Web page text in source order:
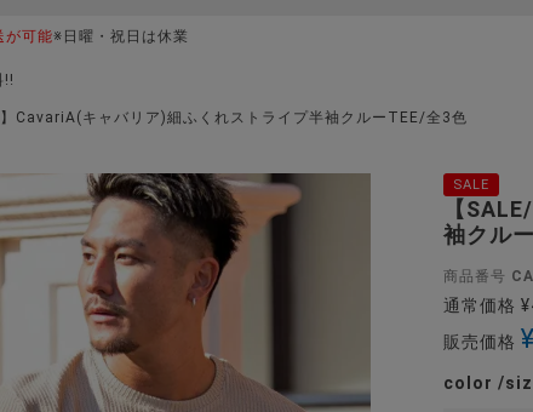
が可能※日曜・祝日は休業
!!
】CavariA(キャバリア)細ふくれストライプ半袖クルーTEE/全3色
SALE
【
袖クル
商品番号
通常価格 ¥
販売価格 ¥
color